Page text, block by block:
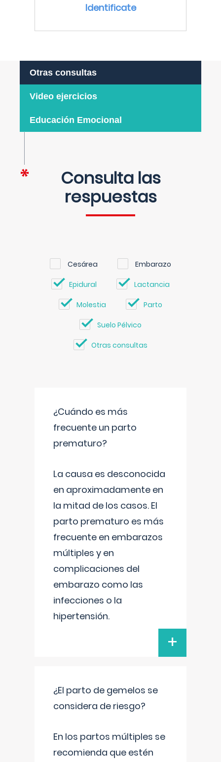
Identificate
Otras consultas
Video ejercicios
Educación Emocional
Consulta las
respuestas
Cesárea Embarazo
Epidural Lactancia
Molestia Parto
Suelo Pélvico
Otras consultas
¿Cuándo es más
frecuente un parto
prematuro?
La causa es desconocida
en aproximadamente en
la mitad de los casos. El
parto prematuro es más
frecuente en embarazos
múltiples y en
complicaciones del
embarazo como las
infecciones o la
hipertensión.
+
¿El parto de gemelos se
considera de riesgo?
En los partos múltiples se
recomienda que estén